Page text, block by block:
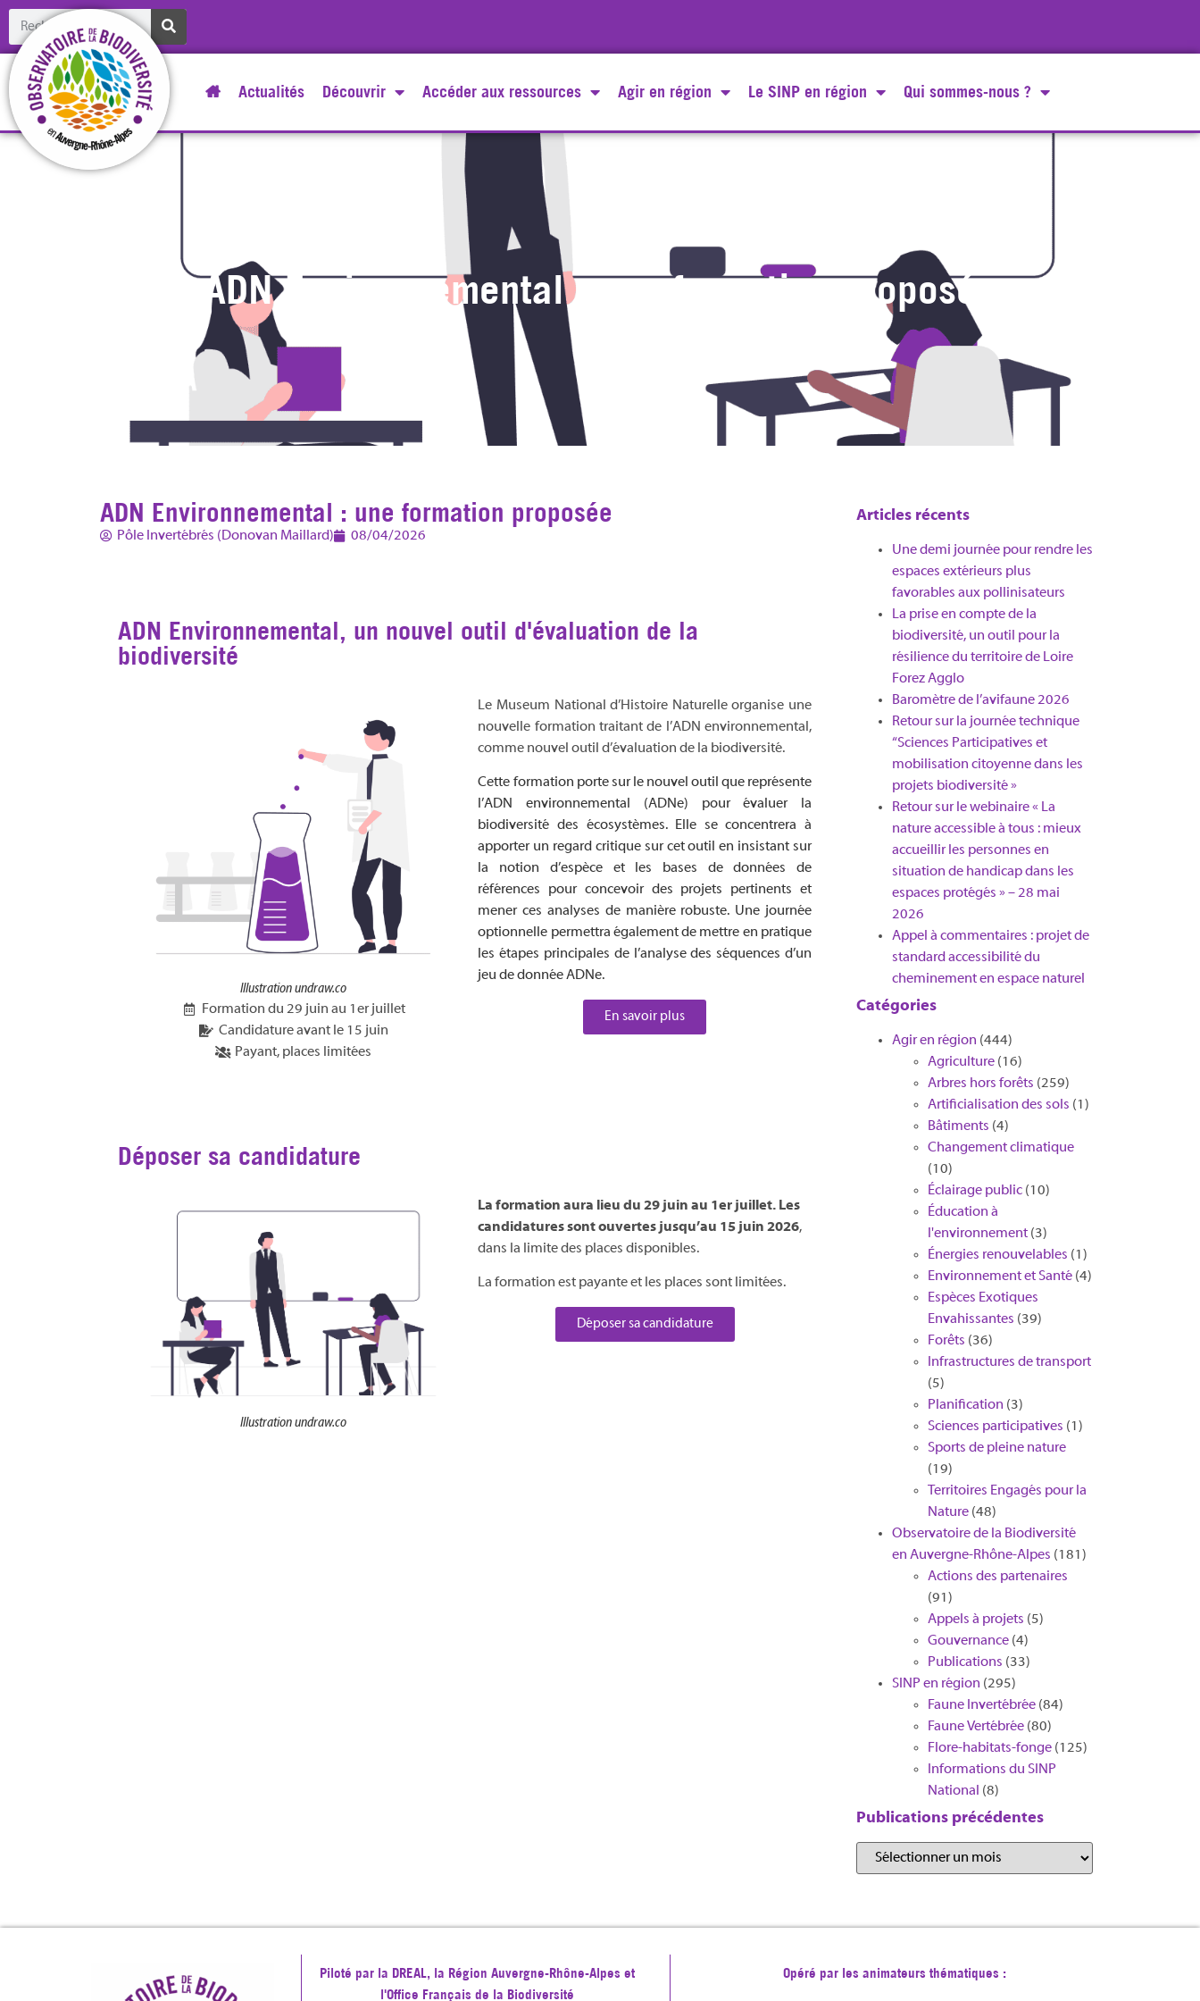
Actualités Découvrir Accéder aux ressources Agir en région Le SINP en région Qui sommes-nous ?
ADN Environnemental : une formation proposée
ADN Environnemental : une formation proposée
Pôle Invertébrés (Donovan Maillard) 08/04/2026
ADN Environnemental, un nouvel outil d'évaluation de la
biodiversité
Illustration undraw.co
Formation du 29 juin au 1er juillet
Candidature avant le 15 juin
Payant, places limitées
Le Museum National d’Histoire Naturelle organise une
nouvelle formation traitant de l’ADN environnemental,
comme nouvel outil d’évaluation de la biodiversité.
Cette formation porte sur le nouvel outil que représente
l’ADN environnemental (ADNe) pour évaluer la
biodiversité des écosystèmes. Elle se concentrera à
apporter un regard critique sur cet outil en insistant sur
la notion d’espèce et les bases de données de
références pour concevoir des projets pertinents et
mener ces analyses de manière robuste. Une journée
optionnelle permettra également de mettre en pratique
les étapes principales de l’analyse des séquences d’un
jeu de donnée ADNe.
En savoir plus
Déposer sa candidature
Illustration undraw.co
La formation aura lieu du 29 juin au 1er juillet. Les
candidatures sont ouvertes jusqu’au 15 juin 2026,
dans la limite des places disponibles.
La formation est payante et les places sont limitées.
Déposer sa candidature
Articles récents
Une demi journée pour rendre les
espaces extérieurs plus
favorables aux pollinisateurs
La prise en compte de la
biodiversité, un outil pour la
résilience du territoire de Loire
Forez Agglo​
Baromètre de l’avifaune 2026
Retour sur la journée technique
“Sciences Participatives et
mobilisation citoyenne dans les
projets biodiversité »
Retour sur le webinaire « La
nature accessible à tous : mieux
accueillir les personnes en
situation de handicap dans les
espaces protégés » – 28 mai
2026
Appel à commentaires : projet de
standard accessibilité du
cheminement en espace naturel
Catégories
Agir en région (444)
Agriculture(16)
Arbres hors forêts (259)
Artificialisation des sols (1)
Bâtiments (4)
Changement climatique
(10)
Éclairage public(10)
Éducation à
l'environnement(3)
Énergies renouvelables (1)
Environnement et Santé(4)
Espèces Exotiques
Envahissantes (39)
Forêts (36)
Infrastructures de transport
(5)
Planification (3)
Sciences participatives (1)
Sports de pleine nature
(19)
Territoires Engagés pour la
Nature(48)
Observatoire de la Biodiversité
en Auvergne-Rhône-Alpes (181)
Actions des partenaires
(91)
Appels à projets (5)
Gouvernance(4)
Publications (33)
SINP en région (295)
Faune Invertébrée(84)
Faune Vertébrée(80)
Flore-habitats-fonge(125)
Informations du SINP
National (8)
Publications précédentes
Piloté par la DREAL, la Région Auvergne-Rhône-Alpes et
l'Office Français de la Biodiversité
Opéré par les animateurs thématiques :